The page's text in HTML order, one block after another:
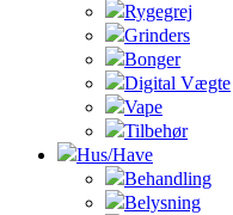
Rygegrej
Grinders
Bonger
Digital Vægte
Vape
Tilbehør
Hus/Have
Behandling
Belysning